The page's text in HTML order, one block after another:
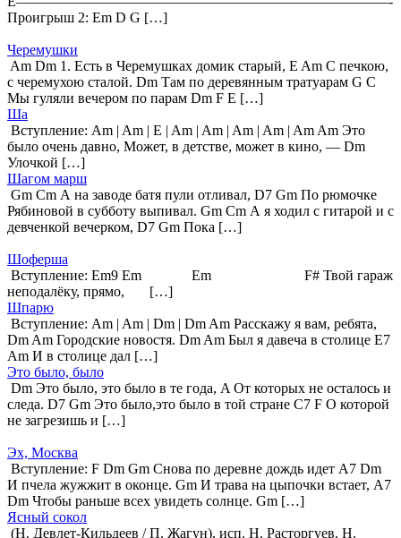
Проигрыш 2: Em D G […]
Черемушки
Am Dm 1. Есть в Черемушках домик старый, E Am С печкою,
с черемухою сталой. Dm Там по деревянным тратуарам G C
Мы гуляли вечером по парам Dm F E […]
Ша
Вступление: Am | Am | E | Am | Am | Am | Am | Am Am Это
было очень давно, Может, в детстве, может в кино, — Dm
Улочкой […]
Шагом марш
Gm Cm А на заводе батя пули отливал, D7 Gm По рюмочке
Рябиновой в субботу выпивал. Gm Cm А я ходил с гитарой и с
девченкой вечерком, D7 Gm Пока […]
Шоферша
Вступление: Em9 Em Em F# Твой гараж
неподалёку, прямо, […]
Шпарю
Вступление: Am | Am | Dm | Dm Am Расскажу я вам, ребята,
Dm Am Городские новостя. Dm Am Был я давеча в столице E7
Am И в столице дал […]
Это было, было
Dm Это было, это было в те года, A От которых не осталось и
следа. D7 Gm Это было,это было в той стране C7 F О которой
не загрезишь и […]
Эх, Москва
Вступление: F Dm Gm Снова по деревне дождь идет A7 Dm
И пчела жужжит в оконце. Gm И трава на цыпочки встает, A7
Dm Чтобы раньше всех увидеть солнце. Gm […]
Ясный сокол
(Н. Девлет-Кильдеев / П. Жагун), исп. Н. Расторгуев, Н.